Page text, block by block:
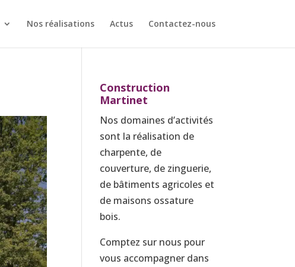
Nos réalisations Actus Contactez-nous
Construction
Martinet
Nos domaines d’activités
sont la réalisation de
charpente, de
couverture, de zinguerie,
de bâtiments agricoles et
de maisons ossature
bois.
Comptez sur nous pour
vous accompagner dans